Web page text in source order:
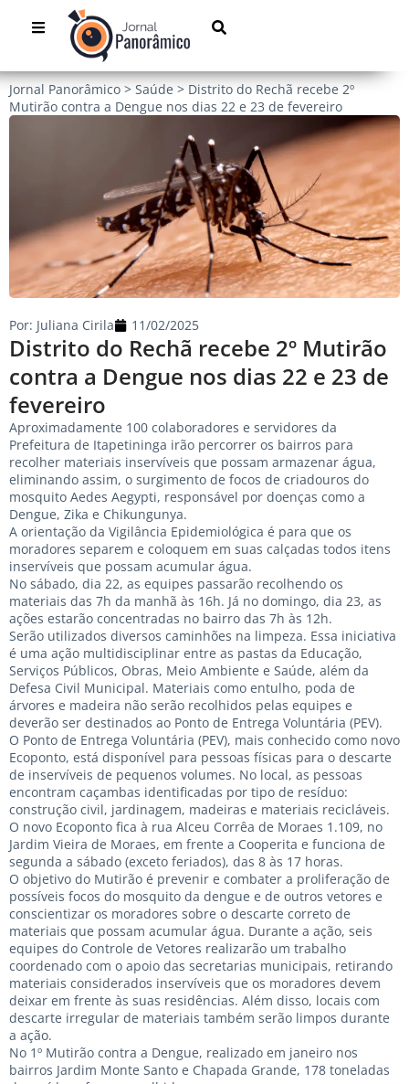
Jornal Panorâmico > Saúde > Distrito do Rechã recebe 2º
Mutirão contra a Dengue nos dias 22 e 23 de fevereiro
Distrito do Rechã recebe 2º Mutirão
contra a Dengue nos dias 22 e 23 de
fevereiro
Por: Juliana Cirila 11/02/2025
Aproximadamente 100 colaboradores e servidores da
Prefeitura de Itapetininga irão percorrer os bairros para
recolher materiais inservíveis que possam armazenar água,
eliminando assim, o surgimento de focos de criadouros do
mosquito Aedes Aegypti, responsável por doenças como a
Dengue, Zika e Chikungunya.
A orientação da Vigilância Epidemiológica é para que os
moradores separem e coloquem em suas calçadas todos itens
inservíveis que possam acumular água.
No sábado, dia 22, as equipes passarão recolhendo os
materiais das 7h da manhã às 16h. Já no domingo, dia 23, as
ações estarão concentradas no bairro das 7h às 12h.
Serão utilizados diversos caminhões na limpeza. Essa iniciativa
é uma ação multidisciplinar entre as pastas da Educação,
Serviços Públicos, Obras, Meio Ambiente e Saúde, além da
Defesa Civil Municipal. Materiais como entulho, poda de
árvores e madeira não serão recolhidos pelas equipes e
deverão ser destinados ao Ponto de Entrega Voluntária (PEV).
O Ponto de Entrega Voluntária (PEV), mais conhecido como novo
Ecoponto, está disponível para pessoas físicas para o descarte
de inservíveis de pequenos volumes. No local, as pessoas
encontram caçambas identificadas por tipo de resíduo:
construção civil, jardinagem, madeiras e materiais recicláveis.
O novo Ecoponto fica à rua Alceu Corrêa de Moraes 1.109, no
Jardim Vieira de Moraes, em frente a Cooperita e funciona de
segunda a sábado (exceto feriados), das 8 às 17 horas.
O objetivo do Mutirão é prevenir e combater a proliferação de
possíveis focos do mosquito da dengue e de outros vetores e
conscientizar os moradores sobre o descarte correto de
materiais que possam acumular água. Durante a ação, seis
equipes do Controle de Vetores realizarão um trabalho
coordenado com o apoio das secretarias municipais, retirando
materiais considerados inservíveis que os moradores devem
deixar em frente às suas residências. Além disso, locais com
descarte irregular de materiais também serão limpos durante
a ação.
No 1º Mutirão contra a Dengue, realizado em janeiro nos
bairros Jardim Monte Santo e Chapada Grande, 178 toneladas